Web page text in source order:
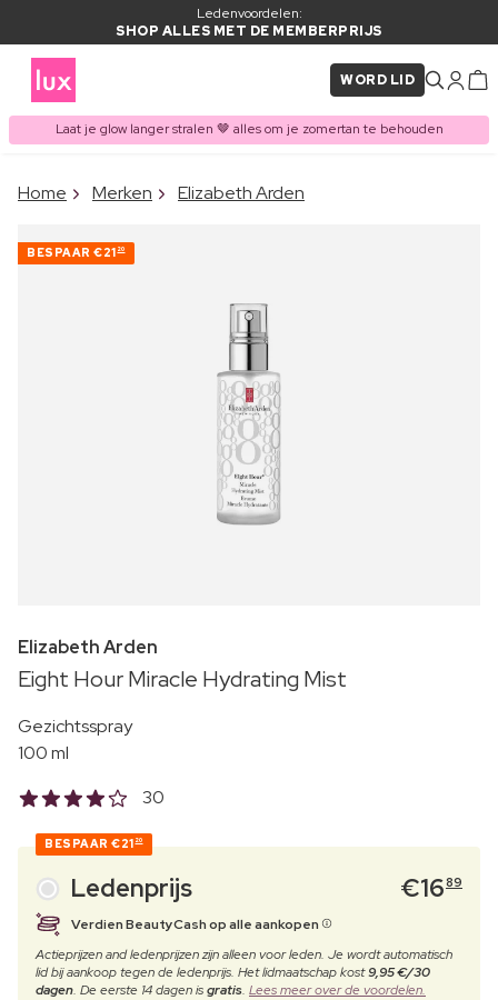
Ledenvoordelen:
SHOP ALLES MET DE MEMBERPRIJS
WORD LID
Laat je glow langer stralen 🤎 alles om je zomertan te behouden
ITEM TOEGEVOEGD AAN
Home Merken Elizabeth Arden
BESPAAR €21 20
Elizabeth Arden
Eight Hour Miracle Hydrating Mist
Gezichtsspray
100 ml
30
BESPAAR €21 20
Ledenprijs €1689
Verdien BeautyCash op alle aankopen
Actieprijzen and ledenprijzen zijn alleen voor leden. Je wordt automatisch
lid bij aankoop tegen de ledenprijs. Het lidmaatschap kost9,95 €/30
dagen. De eerste 14 dagen isgratis. Lees meer over de voordelen.